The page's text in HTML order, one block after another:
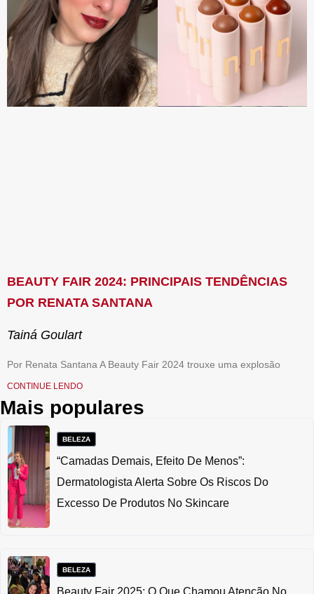
BEAUTY FAIR 2024: PRINCIPAIS TENDÊNCIAS
POR RENATA SANTANA
Tainá Goulart
Por Renata Santana A Beauty Fair 2024 trouxe uma explosão
CONTINUE LENDO
Mais populares
BELEZA
“Camadas Demais, Efeito De Menos”:
Dermatologista Alerta Sobre Os Riscos Do
Excesso De Produtos No Skincare
BELEZA
Beauty Fair 2025: O Que Chamou Atenção No